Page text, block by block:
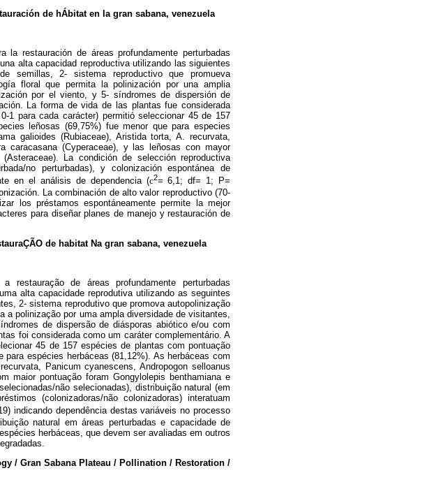
de hÁbitat en la gran sabana, venezuela
restauración de áreas profundamente perturbadas
alta capacidad reproductiva utilizando las siguientes
semillas, 2- sistema reproductivo que promueva
floral que permita la polinización por una amplia
por el viento, y 5- síndromes de dispersión de
La forma de vida de las plantas fue considerada
1 para cada carácter) permitió seleccionar 45 de 157
leñosas (69,75%) fue menor que para especies
galioides (Rubiaceae), Aristida torta, A. recurvata,
caracasana (Cyperaceae), y las leñosas con mayor
La condición de selección reproductiva
no perturbadas), y colonización espontánea de
en el análisis de dependencia (c2= 6,1; df= 1; P=
La combinación de alto valor reproductivo (70-
los préstamos espontáneamente permite la mejor
para diseñar planes de manejo y restauración de
de habitat Na gran sabana, venezuela
de áreas profundamente perturbadas
alta capacidade reprodutiva utilizando as seguintes
2- sistema reprodutivo que promova autopolinização
a polinização por uma ampla diversidade de visitantes,
de dispersão de diásporas abiótico e/ou com
foi considerada como um caráter complementário. A
45 de 157 espécies de plantas com pontuação
espécies herbáceas (81,12%). As herbáceas com
Panicum cyanescens, Andropogon selloanus
maior pontuação foram Gongylolepis benthamiana e
não selecionadas), distribuição natural (em
(colonizadoras/não colonizadoras) interatuam
indicando dependência destas variáveis no processo
natural em áreas perturbadas e capacidade de
herbáceas, que devem ser avaliadas em outros
/ Gran Sabana Plateau / Pollination / Restoration /